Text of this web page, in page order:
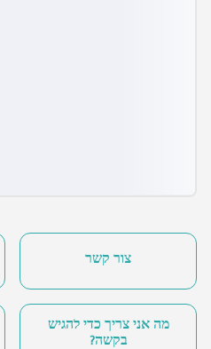
צור קשר
מה אני צריך כדי להגיש
בקשה?